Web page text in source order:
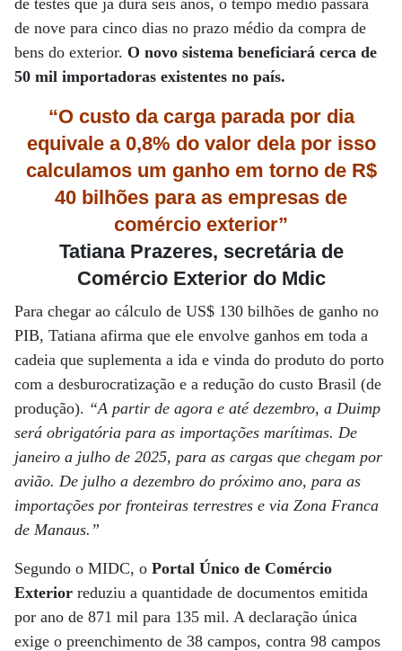
de testes que já dura seis anos, o tempo médio passará
de nove para cinco dias no prazo médio da compra de
bens do exterior. O novo sistema beneficiará cerca de
50 mil importadoras existentes no país.
“O custo da carga parada por dia
equivale a 0,8% do valor dela por isso
calculamos um ganho em torno de R$
40 bilhões para as empresas de
comércio exterior”
Tatiana Prazeres, secretária de
Comércio Exterior do Mdic
Para chegar ao cálculo de US$ 130 bilhões de ganho no
PIB, Tatiana afirma que ele envolve ganhos em toda a
cadeia que suplementa a ida e vinda do produto do porto
com a desburocratização e a redução do custo Brasil (de
produção). “A partir de agora e até dezembro, a Duimp
será obrigatória para as importações marítimas. De
janeiro a julho de 2025, para as cargas que chegam por
avião. De julho a dezembro do próximo ano, para as
importações por fronteiras terrestres e via Zona Franca
de Manaus.”
Segundo o MIDC, o Portal Único de Comércio
Exterior reduziu a quantidade de documentos emitida
por ano de 871 mil para 135 mil. A declaração única
exige o preenchimento de 38 campos, contra 98 campos